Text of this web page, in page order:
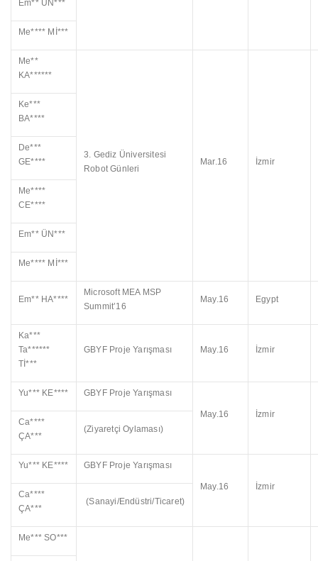
Em** ÜN***
Me**** Mİ***
Me**
KA******
3. Gediz Üniversitesi
Robot Günleri
Mar.16 İzmir
Ke***
BA****
De***
GE****
Me****
CE****
Em** ÜN***
Me**** Mİ***
Em** HA****
Microsoft MEA MSP
Summit’16
May.16 Egypt
Ka***
Ta******
Tİ***
GBYF Proje Yarışması May.16 İzmir
Yu*** KE**** GBYF Proje Yarışması
May.16 İzmir
Ca****
ÇA***
(Ziyaretçi Oylaması)
Yu*** KE**** GBYF Proje Yarışması
May.16 İzmir
Ca****
ÇA***
(Sanayi/Endüstri/Ticaret)
Me*** SO***